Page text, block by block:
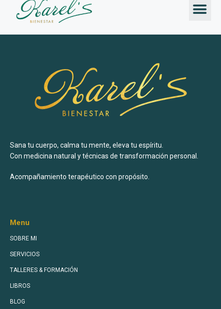
Sana tu cuerpo, calma tu mente, eleva tu espíritu.
Con medicina natural y técnicas de transformación personal.
Acompañamiento terapéutico con propósito.
Menu
SOBRE MI
SERVICIOS
TALLERES & FORMACIÓN
LIBROS
BLOG